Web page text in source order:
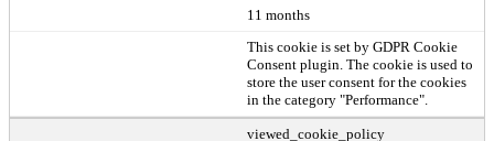
11 months
This cookie is set by GDPR Cookie
Consent plugin. The cookie is used to
store the user consent for the cookies
in the category "Performance".
viewed_cookie_policy